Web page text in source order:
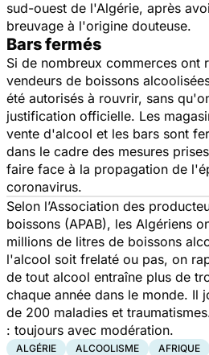
sud-ouest de l'Algérie, après
breuvage à l'origine douteuse.
Bars fermés
Si de nombreux commerces ont
vendeurs de boissons
été autorisés à rouvrir, sans
justification officielle. Les
vente d'alcool et les bars sont
dans le cadre des mesures
faire face à la propagation de
coronavirus.
Selon l’Association des
boissons (APAB), les Algériens
millions de litres de boissons
l'alcool soit frelaté ou pas, on
de tout alcool entraîne plus de
chaque année dans le monde. Il
de 200 maladies et
: toujours avec modération.
ALGÉRIE ALCOOLISME AFRIQUE